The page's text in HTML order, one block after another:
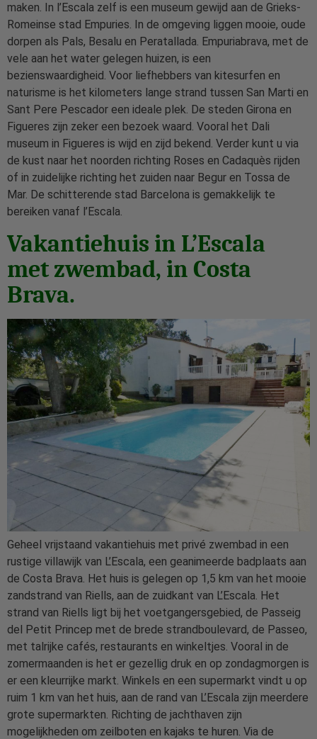
maken. In l’Escala zelf is een museum gewijd aan de Grieks-
Romeinse stad Empuries. In de omgeving liggen mooie, oude
dorpen als Pals, Besalu en Peratallada. Empuriabrava, met de
vele aan het water gelegen huizen, is een
bezienswaardigheid. Voor liefhebbers van kitesurfen en
naturisme is het kilometers lange strand tussen San Marti en
Sant Pere Pescador een ideale plek. De steden Girona en
Figueres zijn zeker een bezoek waard. Vooral het Dali
museum in Figueres is wijd en zijd bekend. Verder kunt u via
de kust naar het noorden richting Roses en Cadaquès rijden
of in zuidelijke richting het zuiden naar Begur en Tossa de
Mar. De schitterende stad Barcelona is gemakkelijk te
bereiken vanaf l’Escala.
Vakantiehuis in L’Escala
met zwembad, in Costa
Brava.
Geheel vrijstaand vakantiehuis met privé zwembad in een
rustige villawijk van L’Escala, een geanimeerde badplaats aan
de Costa Brava. Het huis is gelegen op 1,5 km van het mooie
zandstrand van Riells, aan de zuidkant van L’Escala. Het
strand van Riells ligt bij het voetgangersgebied, de Passeig
del Petit Princep met de brede strandboulevard, de Passeo,
met talrijke cafés, restaurants en winkeltjes. Vooral in de
zomermaanden is het er gezellig druk en op zondagmorgen is
er een kleurrijke markt. Winkels en een supermarkt vindt u op
ruim 1 km van het huis, aan de rand van L’Escala zijn meerdere
grote supermarkten. Richting de jachthaven zijn
mogelijkheden om zeilboten en kajaks te huren. Via de